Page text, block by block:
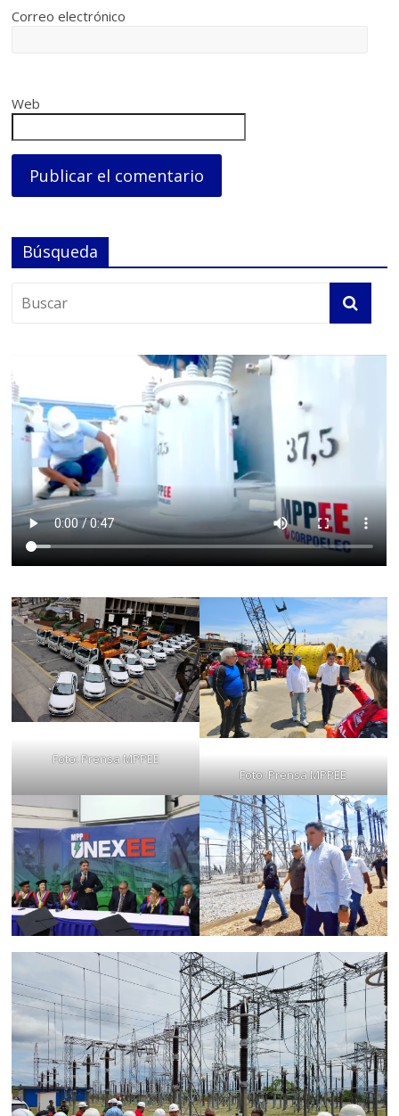
Correo electrónico
Web
Búsqueda
Foto: Prensa MPPEE
Foto: Prensa MPPEE